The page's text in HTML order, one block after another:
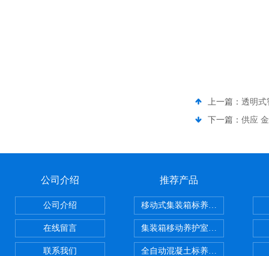
上一篇： 透明式
下一篇： 供应
公司介绍
公司介绍
在线留言
联系我们
推荐产品
移动式集装箱标养室 养护室设备
集装箱移动养护室 标养室
全自动混凝土标养室恒温恒湿设备